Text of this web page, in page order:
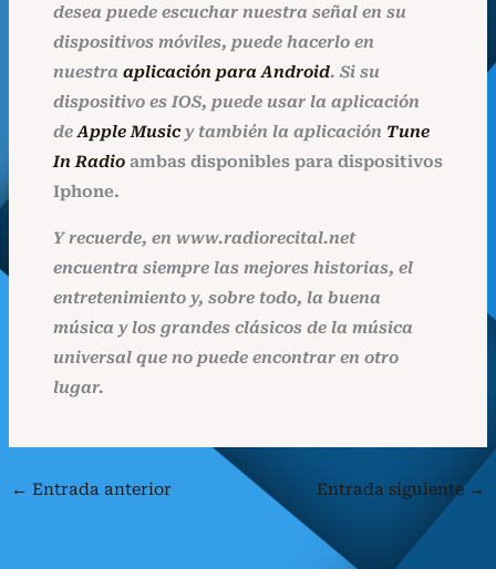
desea puedeescuchar nuestra señal en su
dispositivos móviles, puede hacerlo en
nuestra aplicación para Android. Si su
dispositivo es IOS, puede usar la aplicación
deApple Musicy también la aplicación Tune
In Radio ambas disponibles para dispositivos
Iphone.
Y recuerde, en www.radiorecital.net
encuentra siempre las mejores historias, el
entretenimiento y, sobre todo, la buena
música y los grandes clásicos de la música
universal que no puede encontrar en otro
lugar.
← Entrada anterior Entrada siguiente →